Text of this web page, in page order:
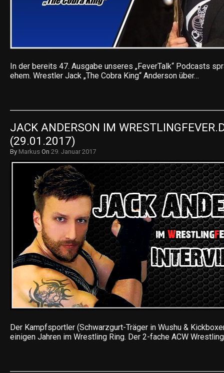
In der bereits 47. Ausgabe unseres „FeverTalk“ Podcasts
ehem. Wrestler Jack „The Cobra King“ Anderson über…
JACK ANDERSON IM
(29.01.2017)
By Markus On 29. Januar 2017
Der Kampfsportler (Schwarzgurt-Träger in Wushu &
einigen Jahren im Wrestling Ring. Der 2-fache ACW